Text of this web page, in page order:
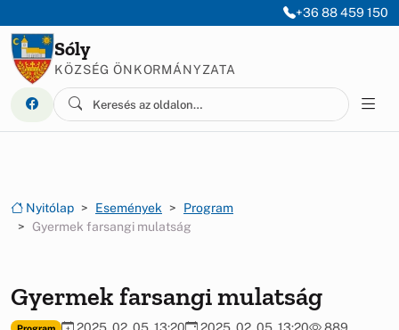
+36 88 459 150
Sóly
KÖZSÉG ÖNKORMÁNYZATA
Nyitólap Események
Program
Gyermek farsangi mulatság
Gyermek farsangi mulatság
2025. 02. 05. 13:20 2025. 02. 05. 13:20 889